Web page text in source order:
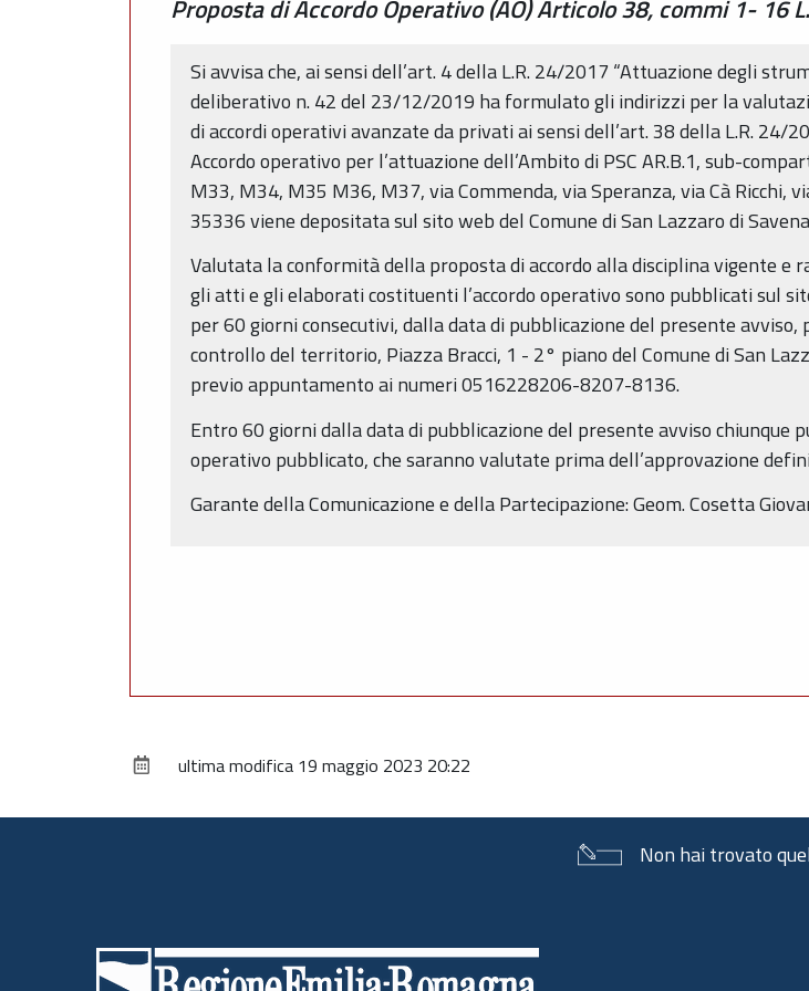
Proposta di Accordo Operativo (AO) Articolo 38, commi 1- 16
Si avvisa che, ai sensi dell’art. 4 della L.R. 24/2017 “Attuazione degli
deliberativo n. 42 del 23/12/2019 ha formulato gli indirizzi per la
di accordi operativi avanzate da privati ai sensi dell’art. 38 della L.R. 24/
Accordo operativo per l’attuazione dell’Ambito di PSC AR.B.1, sub-
M33, M34, M35 M36, M37, via Commenda, via Speranza, via Cà Ricchi,
35336 viene depositata sul sito web del Comune di San Lazzaro di
Valutata la conformità della proposta di accordo alla disciplina vigente e
gli atti e gli elaborati costituenti l’accordo operativo sono pubblicati sul
per 60 giorni consecutivi, dalla data di pubblicazione del presente
controllo del territorio, Piazza Bracci, 1 - 2° piano del Comune di San
previo appuntamento ai numeri 0516228206-8207-8136.
Entro 60 giorni dalla data di pubblicazione del presente avviso chiunque
operativo pubblicato, che saranno valutate prima dell’approvazione
Garante della Comunicazione e della Partecipazione: Geom. Cosetta
ultima modifica 19 maggio 2023 20:22
Non hai trovato